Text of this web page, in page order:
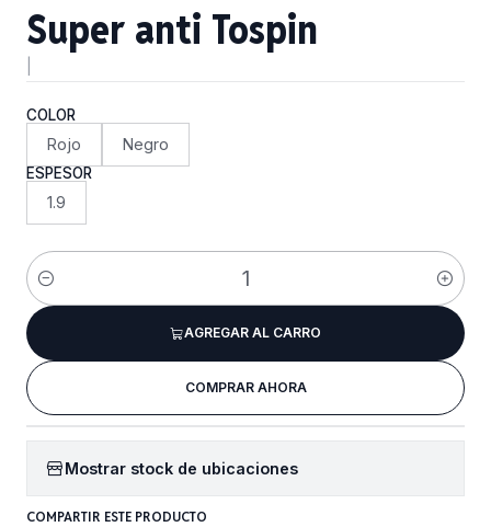
Super anti Tospin
COLOR
Rojo Negro
ESPESOR
1.9
Cantidad
AGREGAR AL CARRO
COMPRAR AHORA
Mostrar stock de ubicaciones
COMPARTIR ESTE PRODUCTO